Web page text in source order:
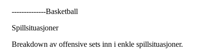
--------------Basketball
Spillsituasjoner
Breakdown av offensive sets inn i enkle spillsituasjoner.